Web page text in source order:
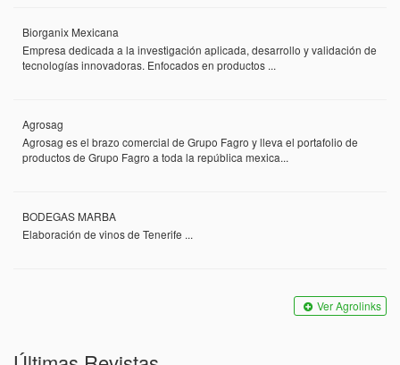
Biorganix Mexicana
Empresa dedicada a la investigación aplicada, desarrollo y validación de
tecnologías innovadoras. Enfocados en productos ...
Agrosag
Agrosag es el brazo comercial de Grupo Fagro y lleva el portafolio de
productos de Grupo Fagro a toda la república mexica...
BODEGAS MARBA
Elaboración de vinos de Tenerife ...
Ver Agrolinks